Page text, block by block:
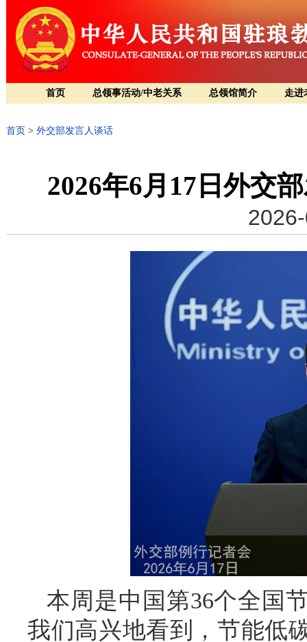
首页 总领事活动/中老关系 总领馆简介 走进
首页 > 外交部发言人谈话
2026年6月17日外交
本周是中国第36个全国
我们高兴地看到，节能低